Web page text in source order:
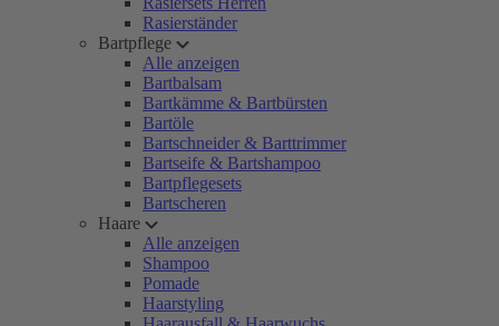
Rasierständer
Bartpflege
Alle anzeigen
Bartbalsam
Bartkämme & Bartbürsten
Bartöle
Bartschneider & Barttrimmer
Bartseife & Bartshampoo
Bartpflegesets
Bartscheren
Haare
Alle anzeigen
Shampoo
Pomade
Haarstyling